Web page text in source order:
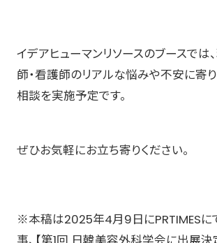
イデアヒューマンリソースのブースでは
師・看護師のリアルな悩みや不安に寄
相談を実施予定です。
ぜひお気軽にお立ち寄りください。
※本稿は2025年4月9日にPRTIMESに